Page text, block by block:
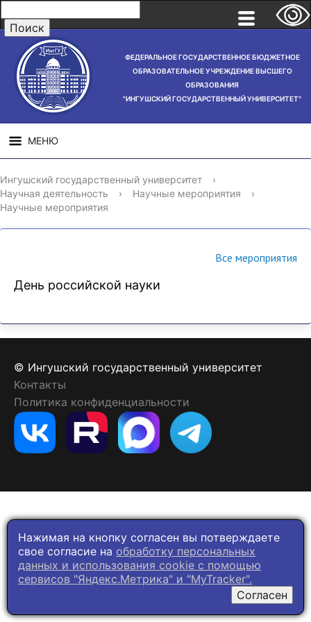
ФЕДЕРАЛЬНОЕ ГОСУДАРСТВЕННОЕ БЮДЖЕТНОЕ
ОБРАЗОВАТЕЛЬНОЕ УЧРЕЖДЕНИЕ ВЫСШЕГО
ОБРАЗОВАНИЯ
"ИНГУШСКИЙ ГОСУДАРСТВЕННЫЙ УНИВЕРСИТЕТ"
МЕНЮ
СВЕДЕНИЯ ОБ
ОБРАЗОВАТЕЛЬНОЙ
ОРГАНИЗАЦИИ
НАУЧНАЯ
ДЕЯТЕЛЬНОСТЬ
Ингушский государственный университет
›
Научная деятельность
› Научные мероприятия
›
Научные мероприятия
Все мероприятия
День российской науки
© Ингушский государственный университет
Контакты
Политика конфиденциальности
Нажимая на кнопку согласен вы потверждаете
свое согласие на обработку персональных
данных и использования cookie c помощью
сервисов "Яндекс.Метрика" и "MyTracker".
Согласен